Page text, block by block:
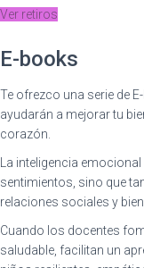
Ver retiros
E-books
Te ofrezco una serie de
ayudarán a mejorar tu
corazón.
La inteligencia
sentimientos, sino que
relaciones sociales y
Cuando los docentes
saludable, facilitan un